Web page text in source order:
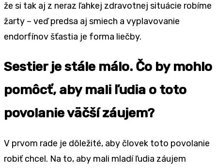
že si tak aj z neraz ľahkej zdravotnej situácie robíme
žarty – veď predsa aj smiech a vyplavovanie
endorfínov šťastia je forma liečby.
Sestier je stále málo. Čo by mohlo
pomôcť, aby mali ľudia o toto
povolanie väčší záujem?
V prvom rade je dôležité, aby človek toto povolanie
robiť chcel. Na to, aby mali mladí ľudia záujem